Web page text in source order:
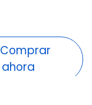
Comprar
ahora